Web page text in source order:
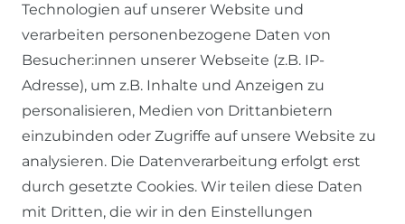
SERVICE
KONTAKT
Technologien auf unserer Website und
verarbeiten personenbezogene Daten von
Besucher:innen unserer Webseite (z.B. IP-
Adresse), um z.B. Inhalte und Anzeigen zu
personalisieren, Medien von Drittanbietern
einzubinden oder Zugriffe auf unsere Website zu
analysieren. Die Datenverarbeitung erfolgt erst
durch gesetzte Cookies. Wir teilen diese Daten
mit Dritten, die wir in den Einstellungen